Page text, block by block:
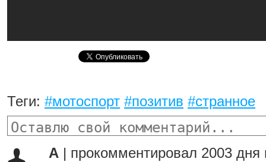
Теги: #мотоспорт #позитив #странное
А
прокомментировал 2003 дня